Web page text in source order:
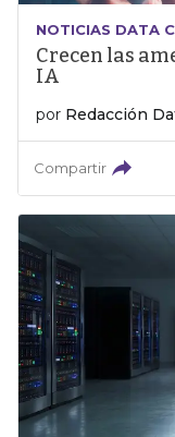
NOTICIAS DATA
Crecen las
IA
por Redacción
Compartir